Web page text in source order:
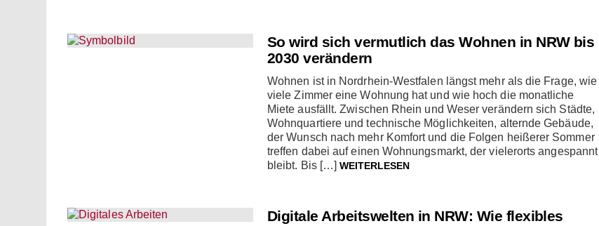
So wird sich vermutlich das Wohnen in NRW bis
2030 verändern
Wohnen ist in Nordrhein-Westfalen längst mehr als die Frage, wie
viele Zimmer eine Wohnung hat und wie hoch die monatliche
Miete ausfällt. Zwischen Rhein und Weser verändern sich Städte,
Wohnquartiere und technische Möglichkeiten, alternde Gebäude,
der Wunsch nach mehr Komfort und die Folgen heißerer Sommer
treffen dabei auf einen Wohnungsmarkt, der vielerorts angespannt
bleibt. Bis […]WEITERLESEN
Digitale Arbeitswelten in NRW: Wie flexibles